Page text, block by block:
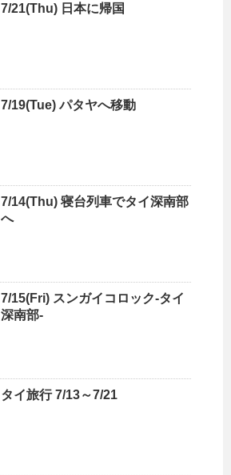
7/21(Thu) 日本に帰国
7/19(Tue) パタヤへ移動
7/14(Thu) 寝台列車でタイ深南部
へ
7/15(Fri) スンガイコロック-タイ
深南部-
タイ旅行 7/13～7/21